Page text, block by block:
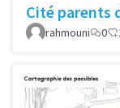
Cité parents
rahmouni
0